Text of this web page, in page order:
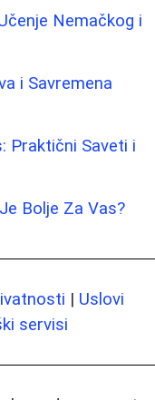
Nemačkog i
i Savremena
Praktični Saveti i
Bolje Za Vas?
| Uslovi
servisi